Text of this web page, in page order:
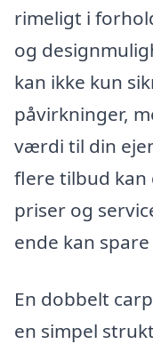
rimeligt i
og
kan ikke kun
påvirkninger,
værdi til din
flere tilbud kan
priser og
ende kan
En dobbelt
en simpel